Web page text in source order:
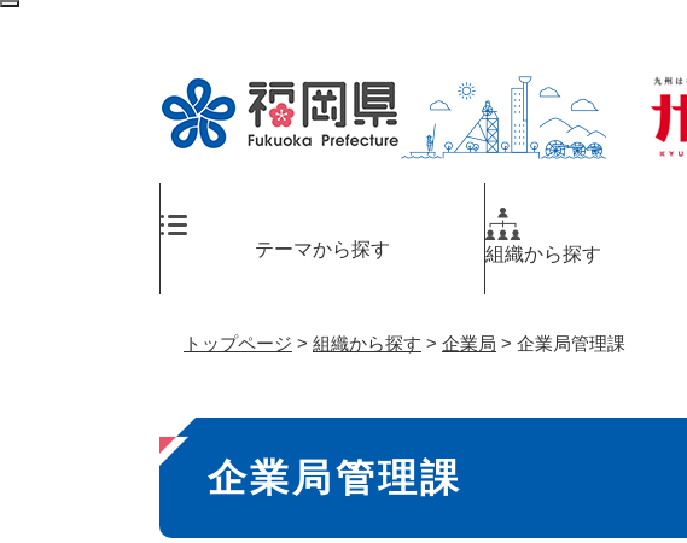
ペ
テーマから探す 組織から探す
トップページ > 組織から探す > 企業局 > 企業局管理課
本
文
企業局管理課